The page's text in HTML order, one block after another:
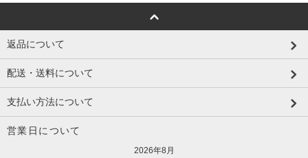
返品について
配送・送料について
支払い方法について
営業日について
2026年8月